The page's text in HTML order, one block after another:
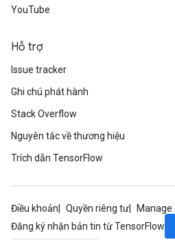
YouTube
Hỗ trợ
Issue tracker
Ghi chú phát hành
Stack Overflow
Nguyên tắc về thương hiệu
Trích dẫn TensorFlow
Điều khoản Quyền riêng tư
Manage
Đăng ký nhận bản tin từ TensorFlow